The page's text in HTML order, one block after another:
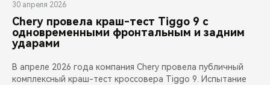
30 апреля 2026
Chery провела краш-тест Tiggo 9 с
одновременными фронтальным и задним
ударами
В апреле 2026 года компания Chery провела публичный
комплексный краш-тест кроссовера Tiggo 9. Испытание